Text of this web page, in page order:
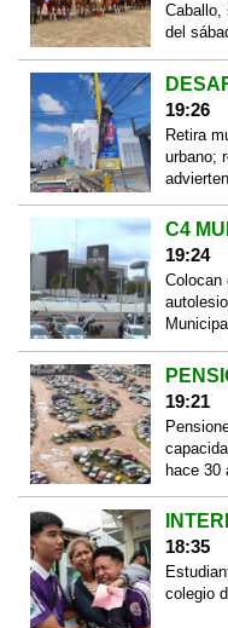
Caballo,
del
19:26
Retira
urbano;
C4
19:24
Colocan
19:21
hace 30
18:35
colegio